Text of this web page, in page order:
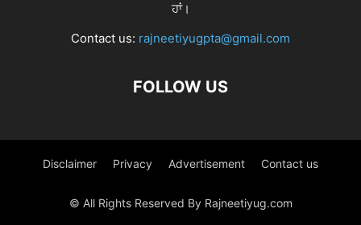
ਹਾਂ।
Contact us: rajneetiyugpta@gmail.com
FOLLOW US
Disclaimer Privacy Advertisement Contact us
© All Rights Reserved By Rajneetiyug.com